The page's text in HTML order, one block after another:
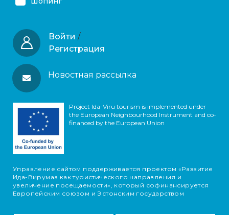
Войти /
Регистрация
Новостная рассылка
Project Ida-Viru tourism is implemented under
the European Neighbourhood Instrument and co-
financed by the European Union
Управление сайтом поддерживается проектом «Развитие
Ида-Вирумаа как туристического направления и
увеличение посещаемости», который софинансируется
Европейским союзом и Эстонским государством